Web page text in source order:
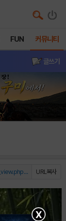
FUN 커뮤니티
글쓰기
URL복사
https://m.hungryapp.co.kr/bbs/bbs_view.php?durl=Y...
X